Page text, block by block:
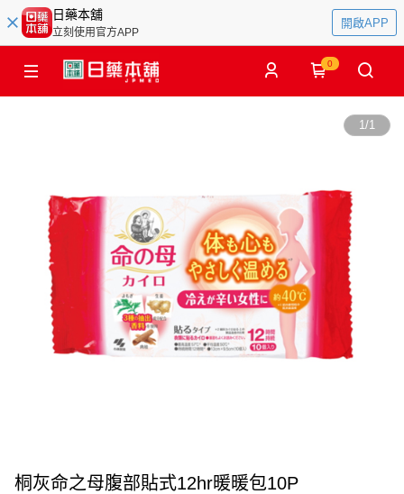
日藥本舖
立刻使用官方APP
開啟APP
0
1/1
桐灰命之母腹部貼式12hr暖暖包10P